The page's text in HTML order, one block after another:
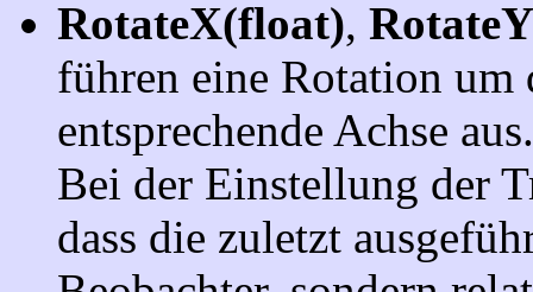
RotateX(float),
führen eine Rotation um
entsprechende Achse aus.
Bei der Einstellung der
dass die zuletzt